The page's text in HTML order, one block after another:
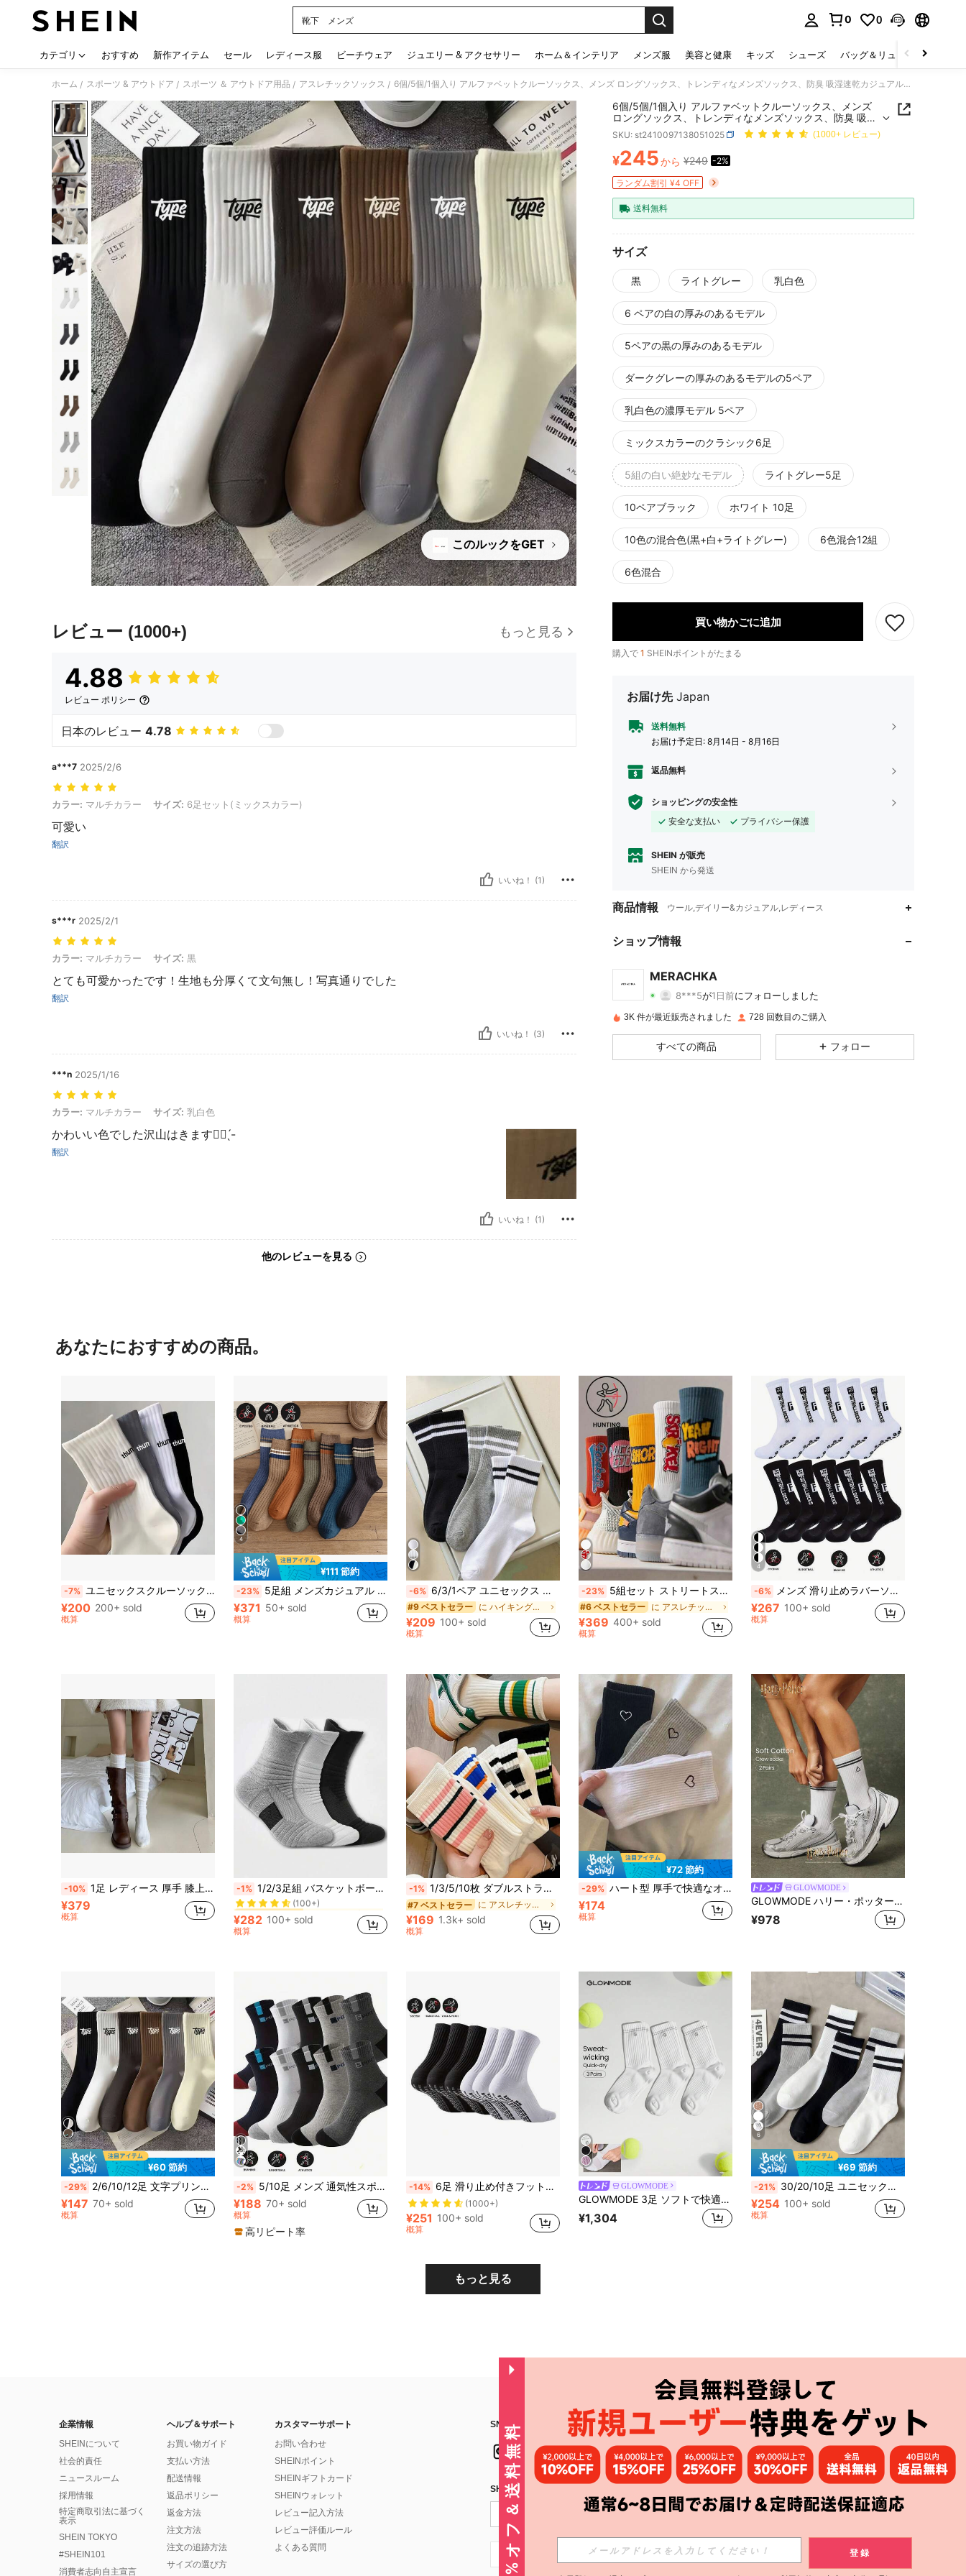
靴下 メンズ
0 0
カテゴリ おすすめ 新作アイテム セール レディース服 ビーチウェア ジュエリー & アクセサリー ホーム＆インテリア メンズ服 美容と健康 キッズ シューズ バッグ＆リュック
ホーム / スポーツ & アウトドア / スポーツ ＆ アウトドア用品 / アスレチックソックス / 6個/5個/1個入り アルファベットクルーソックス、メンズ ロングソックス、トレンディなメンズソックス、防臭 吸湿速乾カジュアルスポーツロングチューブソックス メンズ用
このルックをGET
レビュー (1000+) もっと見る
4.88
レビュー ポリシー
日本のレビュー 4.78
a***7 2025/2/6
カラー: マルチカラー, サイズ: 6足セット(ミックスカラー)
カラー: マルチカラー サイズ: 6足セット(ミックスカラー)
可愛い
翻訳
いいね！ (1)
s***r 2025/2/1
カラー: マルチカラー, サイズ: 黒
カラー: マルチカラー サイズ: 黒
とても可愛かったです！生地も分厚くて文句無し！写真通りでした
翻訳
いいね！ (3)
‪***n 2025/1/16
カラー: マルチカラー, サイズ: 乳白色
カラー: マルチカラー サイズ: 乳白色
かわいい色でした沢山はきます👍🏻 ̖́-‬
翻訳
いいね！ (1)
他のレビューを見る
6個/5個/1個入り アルファベットクルーソックス、メンズ
ロングソックス、トレンディなメンズソックス、防臭 吸湿
速乾カジュアルスポーツロングチューブソックス メンズ用
SKU: st2410097138051025 (1000+ レビュー)
PRICE AND AVAILABILITY
¥245から ¥249 -2%
ランダム割引 ¥4 OFF
送料無料
サイズ
黒 ライトグレー 乳白色
6 ペアの白の厚みのあるモデル
5ペアの黒の厚みのあるモデル
ダークグレーの厚みのあるモデルの5ペア
乳白色の濃厚モデル 5ペア
ミックスカラーのクラシック6足
5組の白い絶妙なモデル ライトグレー5足
10ペアブラック ホワイト 10足
10色の混合色(黒+白+ライトグレー) 6色混合12組
6色混合
買い物かごに追加
購入で 1 SHEINポイントがたまる
お届け先 Japan
送料無料
お届け予定日: 8月14日 - 8月16日
返品無料
ショッピングの安全性
安全な支払い
プライバシー保護
SHEIN が販売
SHEIN から発送
商品情報 ウール,デイリー&カジュアル,レディース
ショップ情報
MERACHKA
4.86
4.86
4.86 評価 2商品 230 フォロワー
4.86 2 230
3K 件が最近販売されました 728 回数目のご購入
すべての商品 フォロー
あなたにおすすめの商品。
-7% ユニセックスクルーソックス 8足/5足/4足/1ペア、抗菌消臭 吸湿速乾アスレチックスポーツソックス、サムプリントデザイン、ワークウェア
¥200 200+ sold
概算
4
¥111 節約
-23% 5足組 メンズカジュアル プレーンカラー ストライプ ソックス、防臭吸汗通気性 快適な クルー丈 ソックス、メンズソックス
¥371 50+ sold
概算
-6% 6/3/1ペア ユニセックス ストライプ柄 カジュアルクルーソックス、日常着用に適しています、秋スタイル
#9 ベストセラー に ハイキング＆アウトドア アスレチックソックス
¥209 100+ sold
概算
-23% 5組セット ストリートスタイル メンズ ミッドカーフ ソックス、ヒップホップ レター プリント カップルソックス、メンズ バスケットボール ソックス、春夏 スポーツソックス
#6 ベストセラー に アスレチックソックス
¥369 400+ sold
概算
4
-6% メンズ 滑り止めラバーソール フットボールソックス 5ペア/10ペア、スポーツソックス、2枚/4枚/6枚/8枚/10枚/20枚/30枚セット
¥267 100+ sold
概算
-10% 1足 レディース 厚手 膝上丈ソックス - 暖かい カレッジスタイル、ソフトなポリエステル素材、洗濯機洗い可、無地 - 寒い日に必需品、冬のプレゼントに最適、鮮やかな色、エレガントなデザイン、テクスチャ、季節の必需品、ファッション愛好家向け、ONE LITTLE BEEで販売
¥379
概算
-1% 1/2/3足組 バスケットボールソックス ミッドカーフ丈 ティーンエイジャー&大人用 テリー地底面 プロアスリート向け バスケ、ランニング、スポーツ向け
#4 ベストセラー
に ハイキング＆アウトドア アスレチックソックス
(100+)
#4 ベストセラー
(100+)
#4 ベストセラー
(100+)
#4 ベストセラー
¥282 100+ sold
概算
-1% 1/3/5/10枚 ダブルストライプ柄 レイヤード スポーツソックス、レディース 春秋新作 カジュアル ミドル丈ソックス、快適でソフト、学生に適し、ファッショナブルで多用途なストライプデザイン
#7 ベストセラー に アスレチックソックス
¥169 1.3k+ sold
概算
¥72 節約
-29% ハート型 厚手で快適なオーバーニーソックス 6ペア、スポーツ、カジュアルホームウェアに適しています。ユニセックス。クリスマス/感謝祭/バレンタインデーのギフトにも最適です。
¥174
概算
GLOWMODE
GLOWMODE ハリー・ポッター 2パック ソフトで快適なジャカード刺繍 チャフィング防止 コットンブレンド クルーソックス & アンクルソックスセット デイリーカジュアル
¥978
¥60 節約
-29% 2/6/10/12足 文字プリント メンズクルーソックス、消臭 通気性のある カジュアルスポーツ 長丈ソックス
¥147 70+ sold
概算
-2% 5/10足 メンズ 通気性スポーツソックス、ファッションレタープリント 高弾性 アウトドアランニングソックス
¥188 70+ sold
概算
高リピート率
-14% 6足 滑り止め付きフットボール/スポーツソックス、グリップドット、厚手テリーソール、ランニング、サッカー、バスケットボール、フィットネスに適しています (6/4/3/1足)
(1000+)
¥251 100+ sold
概算
GLOWMODE
GLOWMODE 3足 ソフトで快適なトレーニングワークアウトランニング通気性メッシュ シームレストウの構造アーチサポートクルーソックス
¥1,304
6
¥69 節約
-21% 30/20/10足 ユニセックス 春/秋 ダブルストライプ スポーツソックス、ブラック/ホワイト/グレー 無地 ミニマリスト カジュアルソックス、通気性抜群 日常着用
¥254 100+ sold
概算
もっと見る
企業情報
SHEINについて
社会的責任
ニュースルーム
採用情報
特定商取引法に基づく
表示
SHEIN TOKYO
#SHEIN101
消費者志向自主宣言
ヘルプ＆サポート
お買い物ガイド
支払い方法
配送情報
返品ポリシー
返金方法
注文方法
注文の追跡方法
サイズの選び方
カスタマーサポート
お問い合わせ
SHEINポイント
SHEINギフトカード
SHEINウォレット
レビュー記入方法
レビュー評価ルール
よくある質問
SNSフォローはこちら： アプリ
SHEIN STYLE NEWSを購読する
購読
JP + 81 登録する
30%オフ＆送料無料 登録